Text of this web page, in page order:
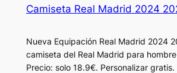
Camiseta Real Madrid 2024
Nueva Equipación Real Madrid 2024
camiseta del Real Madrid para
Precio: solo 18.9€. Personalizar gratis.